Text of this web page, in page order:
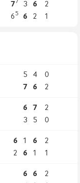
77 3
6
65 6 2
2
1
5
4
7
6
0
2
6
7
3
5
2
0
6 1
6
2
6 1
2
1
6
6
2